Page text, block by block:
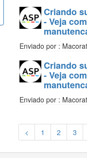
Criando
- Veja
Enviado por :
Criando
- Veja
Enviado por :
< 1 2 3